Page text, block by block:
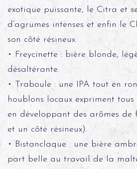
exotique puissante, le Citra et
d’agrumes intenses et enfin le
son côté résineux.
• Freycinette : bière blonde,
désaltérante.
• Traboule : une IPA tout en
houblons locaux expriment
en développant des arômes de
et un côté résineux).
• Bistanclaque : une bière
part belle au travail de la